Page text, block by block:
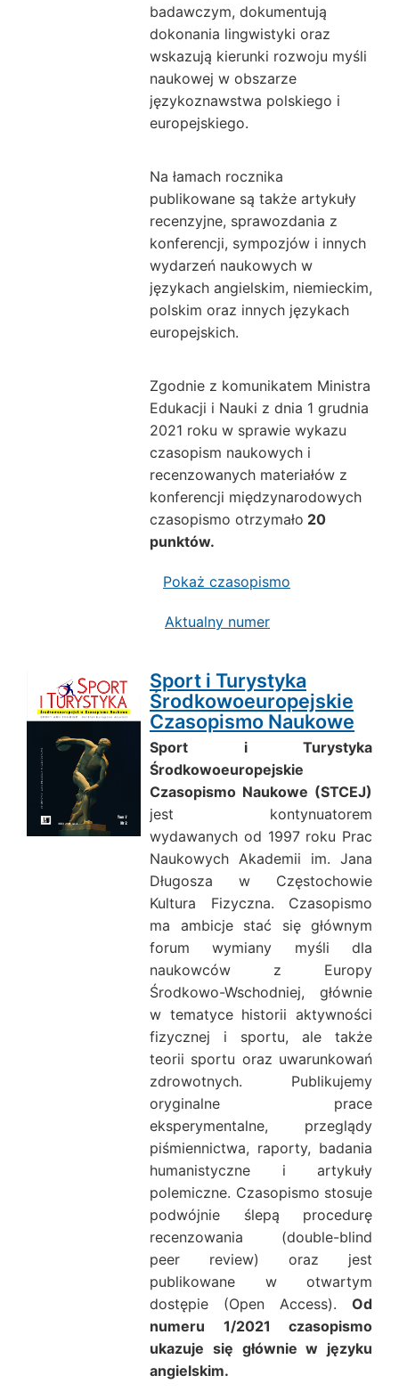
badawczym, dokumentują
dokonania lingwistyki oraz
wskazują kierunki rozwoju myśli
naukowej w obszarze
językoznawstwa polskiego i
europejskiego.
Na łamach rocznika
publikowane są także artykuły
recenzyjne, sprawozdania z
konferencji, sympozjów i innych
wydarzeń naukowych w
językach angielskim, niemieckim,
polskim oraz innych językach
europejskich.
Zgodnie z komunikatem Ministra
Edukacji i Nauki z dnia 1 grudnia
2021 roku w sprawie wykazu
czasopism naukowych i
recenzowanych materiałów z
konferencji międzynarodowych
czasopismo otrzymało 20
punktów.
Pokaż czasopismo
Aktualny numer
Sport i Turystyka
Środkowoeuropejskie
Czasopismo Naukowe
Sport i Turystyka
Środkowoeuropejskie
Czasopismo Naukowe (STCEJ)
jest kontynuatorem
wydawanych od 1997 roku Prac
Naukowych Akademii im. Jana
Długosza w Częstochowie
Kultura Fizyczna. Czasopismo
ma ambicje stać się głównym
forum wymiany myśli dla
naukowców z Europy
Środkowo-Wschodniej, głównie
w tematyce historii aktywności
fizycznej i sportu, ale także
teorii sportu oraz uwarunkowań
zdrowotnych. Publikujemy
oryginalne prace
eksperymentalne, przeglądy
piśmiennictwa, raporty, badania
humanistyczne i artykuły
polemiczne. Czasopismo stosuje
podwójnie ślepą procedurę
recenzowania (double-blind
peer review) oraz jest
publikowane w otwartym
dostępie (Open Access). Od
numeru 1/2021 czasopismo
ukazuje się głównie w języku
angielskim.